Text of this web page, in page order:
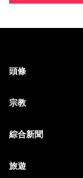
頭條
宗教
綜合新聞
旅遊